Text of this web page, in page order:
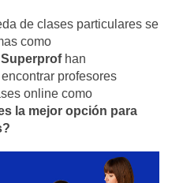
de clases particulares se
como
Superprofhan
profesores
online como
la mejor opción para